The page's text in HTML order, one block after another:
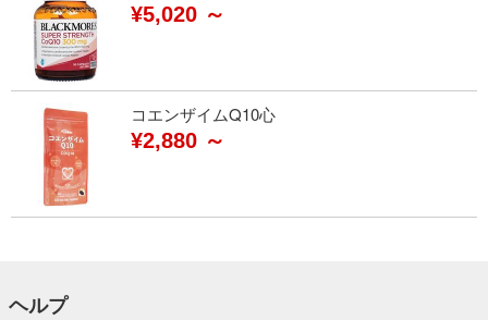
¥5,020 ～
コエンザイムQ10心
¥2,880 ～
ヘルプ